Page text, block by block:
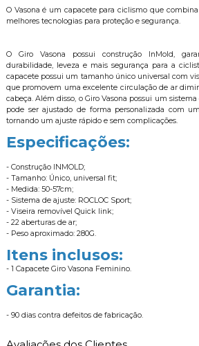
O Vasona é um capacete para ciclismo que
melhores tecnologias para proteção e segurança.
O Giro Vasona possui construção InMold,
durabilidade, leveza e mais segurança para a
capacete possui um tamanho único universal com
que promovem uma excelente circulação de ar
cabeça. Além disso, o Giro Vasona possui um
pode ser ajustado de forma personalizada com
tornando um ajuste rápido e sem complicações.
Especificações:
- Construção INMOLD;
- Tamanho: Único, universal fit;
- Medida: 50-57cm;
- Sistema de ajuste: ROCLOC Sport;
- Viseira removível Quick link;
- 22 aberturas de ar;
- Peso aproximado: 280G.
Itens inclusos:
- 1 Capacete Giro Vasona Feminino.
Garantia:
- 90 dias contra defeitos de fabricação.